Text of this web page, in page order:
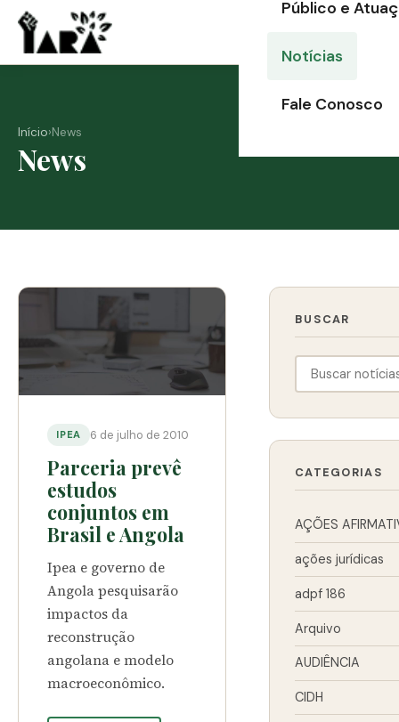
o
Público e
Notícias
Fale Conosco
Início›News
News
IPEA 6 de julho de 2010
Parceria prevê
estudos
conjuntos em
Brasil e Angola
Ipea e governo de
Angola pesquisarão
impactos da
reconstrução
angolana e modelo
macroeconômico.
BUSCAR
CATEGORIAS
AÇÕES
ações jurídicas
adpf 186
Arquivo
AUDIÊNCIA
CIDH